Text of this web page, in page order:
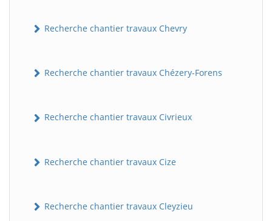
Recherche chantier travaux Chevry
Recherche chantier travaux Chézery-Forens
Recherche chantier travaux Civrieux
Recherche chantier travaux Cize
Recherche chantier travaux Cleyzieu